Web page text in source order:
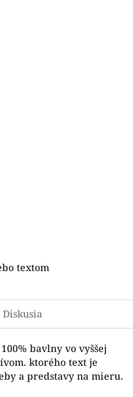
textom
Diskusia
bavlny vo vyššej
ktorého text je
a predstavy na mieru.